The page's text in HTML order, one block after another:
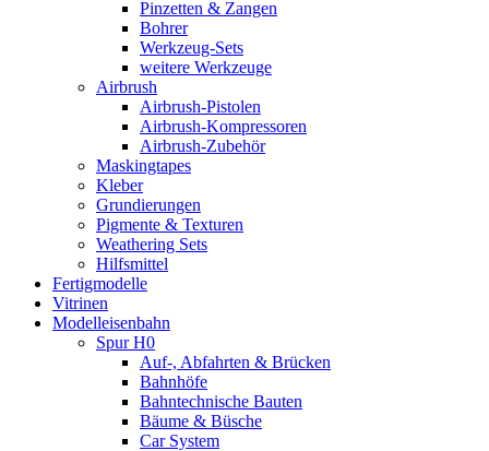
Pinzetten & Zangen
Bohrer
Werkzeug-Sets
weitere Werkzeuge
Airbrush
Airbrush-Pistolen
Airbrush-Kompressoren
Airbrush-Zubehör
Maskingtapes
Kleber
Grundierungen
Pigmente & Texturen
Weathering Sets
Hilfsmittel
Fertigmodelle
Vitrinen
Modelleisenbahn
Spur H0
Auf-, Abfahrten & Brücken
Bahnhöfe
Bahntechnische Bauten
Bäume & Büsche
Car System